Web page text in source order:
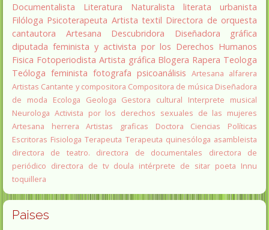
Documentalista
Literatura Naturalista literata
urbanista
Filóloga Psicoterapeuta Artista textil Directora de orquesta
cantautora
Artesana Descubridora
Diseñadora gráfica
diputada feminista y activista por los Derechos Humanos
Fisica Fotoperiodista Artista gráfica Blogera Rapera Teologa
Teóloga feminista fotografa psicoanálisis Artesana alfarera
Artistas Cantante y compositora Compositora de música Diseñadora
de moda
Ecologa Geologa Gestora cultural
Interprete musical
Neurologa Activista por los derechos sexuales de las mujeres
Artesana herrera
Artistas graficas
Doctora Ciencias Políticas
Escritoras Fisiologa Terapeuta Terapeuta quinesóloga asambleista
directora de teatro.
directora de documentales
directora de
periódico directora de tv doula intérprete de sitar poeta Innu
toquillera
Paises